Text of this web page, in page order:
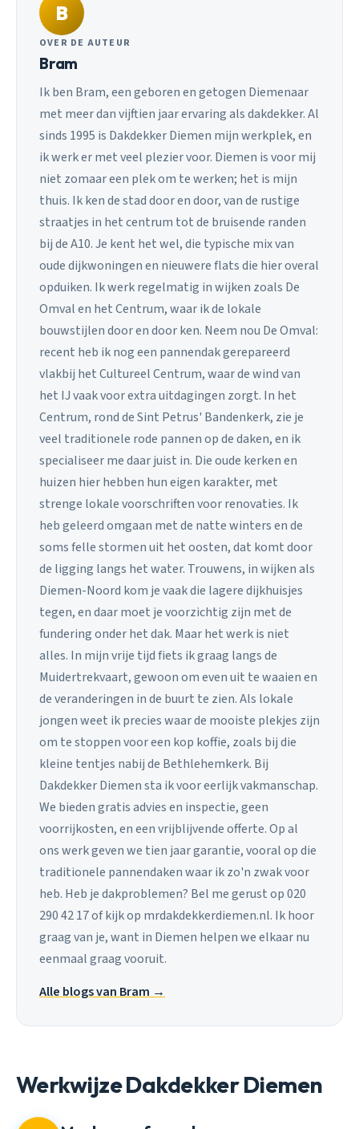
B
OVER DE AUTEUR
Bram
Ik ben Bram, een geboren en getogen Diemenaar
met meer dan vijftien jaar ervaring als dakdekker. Al
sinds 1995 is Dakdekker Diemen mijn werkplek, en
ik werk er met veel plezier voor. Diemen is voor mij
niet zomaar een plek om te werken; het is mijn
thuis. Ik ken de stad door en door, van de rustige
straatjes in het centrum tot de bruisende randen
bij de A10. Je kent het wel, die typische mix van
oude dijkwoningen en nieuwere flats die hier overal
opduiken. Ik werk regelmatig in wijken zoals De
Omval en het Centrum, waar ik de lokale
bouwstijlen door en door ken. Neem nou De Omval:
recent heb ik nog een pannendak gerepareerd
vlakbij het Cultureel Centrum, waar de wind van
het IJ vaak voor extra uitdagingen zorgt. In het
Centrum, rond de Sint Petrus' Bandenkerk, zie je
veel traditionele rode pannen op de daken, en ik
specialiseer me daar juist in. Die oude kerken en
huizen hier hebben hun eigen karakter, met
strenge lokale voorschriften voor renovaties. Ik
heb geleerd omgaan met de natte winters en de
soms felle stormen uit het oosten, dat komt door
de ligging langs het water. Trouwens, in wijken als
Diemen-Noord kom je vaak die lagere dijkhuisjes
tegen, en daar moet je voorzichtig zijn met de
fundering onder het dak. Maar het werk is niet
alles. In mijn vrije tijd fiets ik graag langs de
Muidertrekvaart, gewoon om even uit te waaien en
de veranderingen in de buurt te zien. Als lokale
jongen weet ik precies waar de mooiste plekjes zijn
om te stoppen voor een kop koffie, zoals bij die
kleine tentjes nabij de Bethlehemkerk. Bij
Dakdekker Diemen sta ik voor eerlijk vakmanschap.
We bieden gratis advies en inspectie, geen
voorrijkosten, en een vrijblijvende offerte. Op al
ons werk geven we tien jaar garantie, vooral op die
traditionele pannendaken waar ik zo'n zwak voor
heb. Heb je dakproblemen? Bel me gerust op 020
290 42 17 of kijk op mrdakdekkerdiemen.nl. Ik hoor
graag van je, want in Diemen helpen we elkaar nu
eenmaal graag vooruit.
Alle blogs van Bram →
Werkwijze Dakdekker Diemen